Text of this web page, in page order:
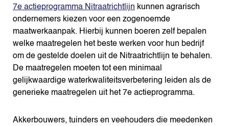
7e actieprogramma Nitraatrichtlijn kunnen agrarisch
ondernemers kiezen voor een zogenoemde
maatwerkaanpak. Hierbij kunnen boeren zelf bepalen
welke maatregelen het beste werken voor hun bedrijf
om de gestelde doelen uit de Nitraatrichtlijn te behalen.
De maatregelen moeten tot een minimaal
gelijkwaardige waterkwaliteitsverbetering leiden als de
generieke maatregelen uit het 7e actieprogramma.
Akkerbouwers, tuinders en veehouders die meedenken